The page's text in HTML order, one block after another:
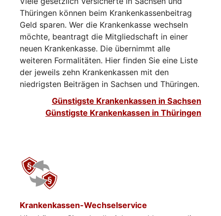
Thüringen können beim Krankenkassenbeitrag
Geld sparen. Wer die Krankenkasse wechseln
möchte, beantragt die Mitgliedschaft in einer
neuen Krankenkasse. Die übernimmt alle
weiteren Formalitäten. Hier finden Sie eine Liste
der jeweils zehn Krankenkassen mit den
niedrigsten Beiträgen in Sachsen und Thüringen.
Günstigste Krankenkassen in Sachsen
Günstigste Krankenkassen in Thüringen
Krankenkassen-Wechselservice